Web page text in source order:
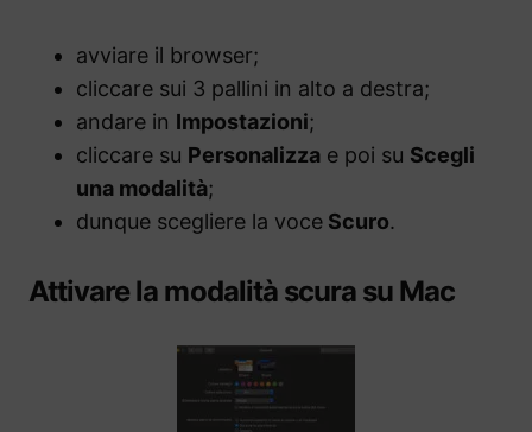
avviare il browser;
cliccare sui 3 pallini in alto a destra;
andare in Impostazioni;
cliccare su Personalizza e poi su Scegli
una modalità;
dunque scegliere la voce Scuro.
Attivare la modalità scura su Mac